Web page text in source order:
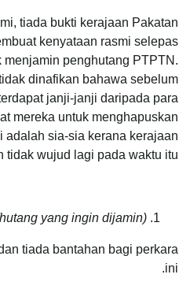
tiada bukti kerajaan Pakatan
kenyataan rasmi selepas
menjamin penghutang PTPTN.
dinafikan bahawa sebelum
janji-janji daripada para
mereka untuk menghapuskan
adalah sia-sia kerana kerajaan
tidak wujud lagi pada waktu itu.
yang ingin dijamin)
tiada bantahan bagi perkara
ini.